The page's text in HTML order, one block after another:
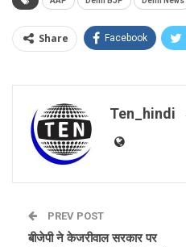
Share Facebook
Ten_hindi
PREV POST
बीजेपी ने केजरीवाल सरकार पर